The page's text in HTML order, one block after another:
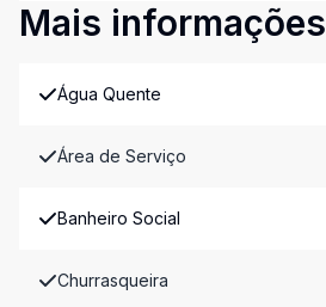
Mais informações
Água Quente
Área de Serviço
Banheiro Social
Churrasqueira